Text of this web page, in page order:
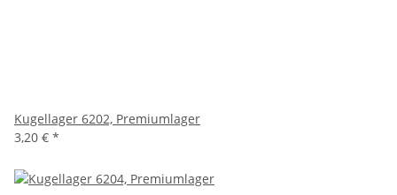
Kugellager 6202, Premiumlager
3,20 € *